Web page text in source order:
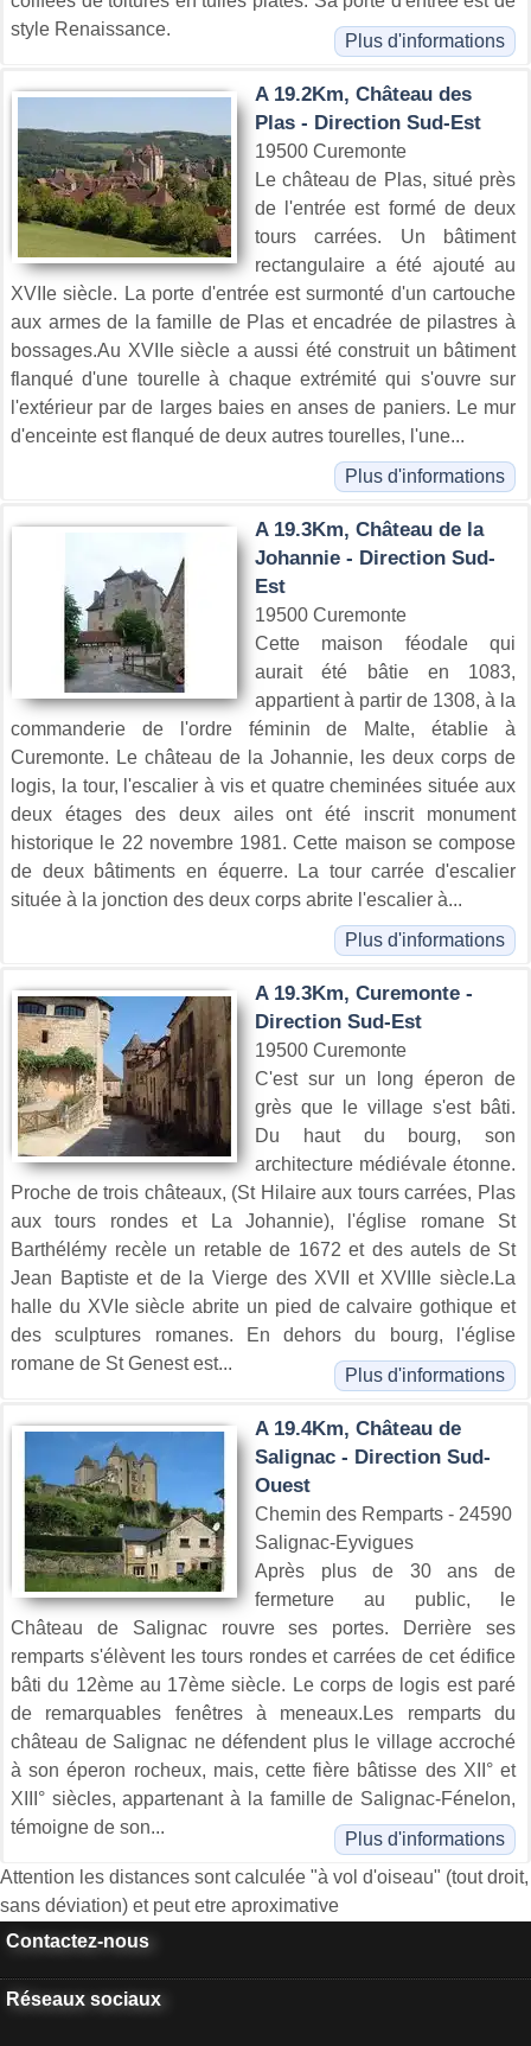
style Renaissance.
Plus d'informations
A 19.2Km, Château des
Plas - Direction Sud-Est
19500 Curemonte
Le château de Plas, situé près
de l'entrée est formé de deux
tours carrées. Un bâtiment
rectangulaire a été ajouté au
XVIIe siècle. La porte d'entrée est surmonté d'un cartouche
aux armes de la famille de Plas et encadrée de pilastres à
bossages.Au XVIIe siècle a aussi été construit un bâtiment
flanqué d'une tourelle à chaque extrémité qui s'ouvre sur
l'extérieur par de larges baies en anses de paniers. Le mur
d'enceinte est flanqué de deux autres tourelles, l'une...
Plus d'informations
A 19.3Km, Château de la
Johannie - Direction Sud-
Est
19500 Curemonte
Cette maison féodale qui
aurait été bâtie en 1083,
appartient à partir de 1308, à la
commanderie de l'ordre féminin de Malte, établie à
Curemonte. Le château de la Johannie, les deux corps de
logis, la tour, l'escalier à vis et quatre cheminées située aux
deux étages des deux ailes ont été inscrit monument
historique le 22 novembre 1981. Cette maison se compose
de deux bâtiments en équerre. La tour carrée d'escalier
située à la jonction des deux corps abrite l'escalier à...
Plus d'informations
A 19.3Km, Curemonte -
Direction Sud-Est
19500 Curemonte
C'est sur un long éperon de
grès que le village s'est bâti.
Du haut du bourg, son
architecture médiévale étonne.
Proche de trois châteaux, (St Hilaire aux tours carrées, Plas
aux tours rondes et La Johannie), l'église romane St
Barthélémy recèle un retable de 1672 et des autels de St
Jean Baptiste et de la Vierge des XVII et XVIIIe siècle.La
halle du XVIe siècle abrite un pied de calvaire gothique et
des sculptures romanes. En dehors du bourg, l'église
romane de St Genest est...
Plus d'informations
A 19.4Km, Château de
Salignac - Direction Sud-
Ouest
Chemin des Remparts - 24590
Salignac-Eyvigues
Après plus de 30 ans de
fermeture au public, le
Château de Salignac rouvre ses portes. Derrière ses
remparts s'élèvent les tours rondes et carrées de cet édifice
bâti du 12ème au 17ème siècle. Le corps de logis est paré
de remarquables fenêtres à meneaux.Les remparts du
château de Salignac ne défendent plus le village accroché
à son éperon rocheux, mais, cette fière bâtisse des XII° et
XIII° siècles, appartenant à la famille de Salignac-Fénelon,
témoigne de son...
Plus d'informations
Attention les distances sont calculée "à vol d'oiseau" (tout droit,
sans déviation) et peut etre aproximative
Contactez-nous
Réseaux sociaux